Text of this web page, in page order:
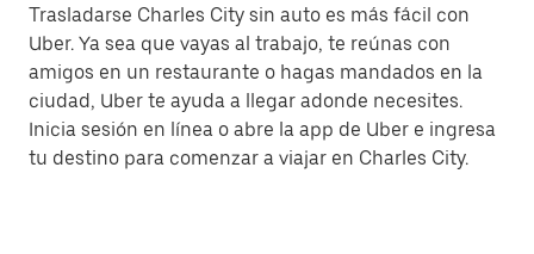
Trasladarse Charles City sin auto es más fácil con
Uber. Ya sea que vayas al trabajo, te reúnas con
amigos en un restaurante o hagas mandados en la
ciudad, Uber te ayuda a llegar adonde necesites.
Inicia sesión en línea o abre la app de Uber e ingresa
tu destino para comenzar a viajar en Charles City.